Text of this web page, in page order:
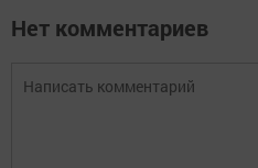
Нет комментариев